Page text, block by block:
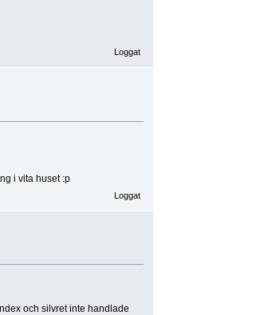
Loggat
i vita huset :p
Loggat
och silvret inte handlade